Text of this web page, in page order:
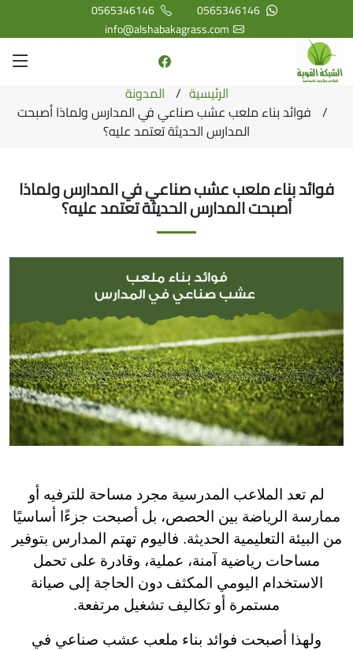
0565346146
0565346146
info@alshabakagrass.com
الرئيسية
المدونة
فوائد بناء ملعب عشب صناعي في المدارس ولماذا أصبحت
المدارس الحديثة تعتمد عليه؟
فوائد بناء ملعب عشب صناعي في المدارس ولماذا
أصبحت المدارس الحديثة تعتمد عليه؟
لم تعد الملاعب المدرسية مجرد مساحة للترفيه أو
ممارسة الرياضة بين الحصص، بل أصبحت جزءًا أساسيًا
من البيئة التعليمية الحديثة. فاليوم تهتم المدارس بتوفير
مساحات رياضية آمنة، عملية، وقادرة على تحمل
الاستخدام اليومي المكثف دون الحاجة إلى صيانة
مستمرة أو تكاليف تشغيل مرتفعة.
ولهذا أصبحت فوائد بناء ملعب عشب صناعي في